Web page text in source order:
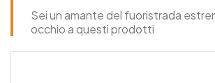
Sei un amante del fuoristrada
occhio a questi prodotti